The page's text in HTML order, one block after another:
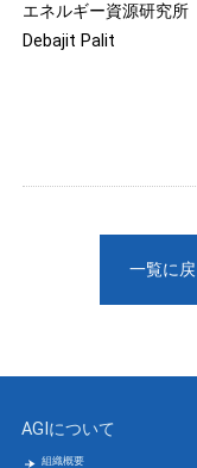
エネルギー資源研究所
Debajit Palit
一覧に
AGIについて
組織概要